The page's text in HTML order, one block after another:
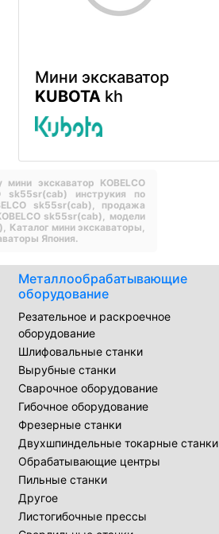
Мини экскаватор
KUBOTA kh
экскаватор KOBELCO
sk55sr(cab) инструкия по
sk55sr(cab), продажа
sk55sr(cab), модели
Каталог мини экскаваторы,
Япония.
Металлообрабатывающие
оборудование
Резательное и раскроечное
оборудование
Шлифовальные станки
Вырубные станки
Сварочное оборудование
Гибочное оборудование
Фрезерные станки
Двухшпиндельные токарные станки
Обрабатывающие центры
Пильные станки
Другое
Листогибочные прессы